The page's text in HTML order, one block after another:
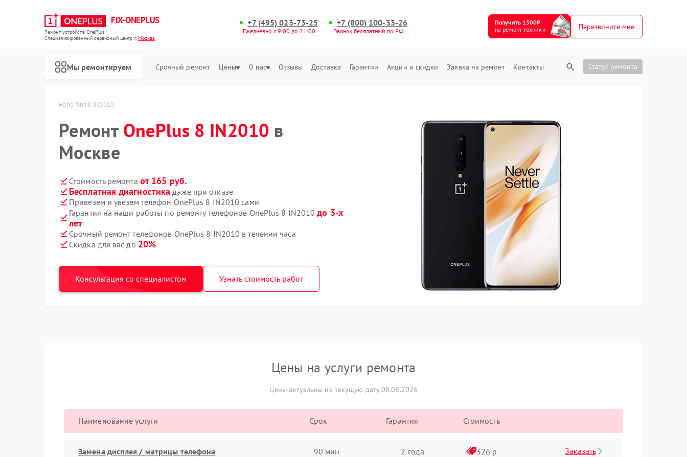
FIX-ONEPLUS
Ремонт устройств OnePlus
Специализированный cервисный центр г.Москва
+7 (495) 023-73-25
Ежедневно с 9:00 до 21:00
+7 (800) 100-33-26
Звонок бесплатный по РФ
Получить 1500₽
на ремонт техники
Перезвоните мне
Мы ремонтируем Срочный ремонт Цены О нас Отзывы Доставка Гарантии Акции и скидки Заявка на ремонт Контакты Статус ремонта
Телефон OnePlus OnePlus 8 IN2010
Ремонт OnePlus 8 IN2010 в
Москве
Стоимость ремонта от 165 руб.
Бесплатная диагностика даже при отказе
Привезем и увезем телефон OnePlus 8 IN2010 сами
Гарантия на наши работы по ремонту телефонов OnePlus 8 IN2010до 3-х
лет
Срочный ремонт телефонов OnePlus 8 IN2010 в течении часа
Скидка для вас до 20%
Консультация со специалистом Узнать стоимость работ
Цены на услуги ремонта
Цены актуальны на текущую дату 08.08.2026
Наименование услуги Срок Гарантия Стоимость
Замена дисплея / матрицы телефона 90 мин 2 года 326 р Заказать